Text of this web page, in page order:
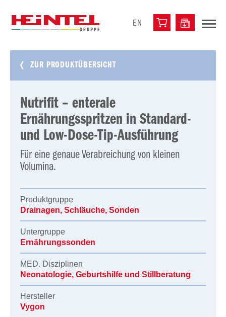
EN
ZUR PRODUKTÜBERSICHT
Nutrifit – enterale
Ernährungsspritzen in Standard-
und Low-Dose-Tip-Ausführung
Für eine genaue Verabreichung von kleinen
Volumina.
Produktgruppe
Drainagen, Schläuche, Sonden
Untergruppe
Ernährungssonden
MED. Disziplinen
Neonatologie, Geburtshilfe und Stillberatung
Hersteller
Vygon